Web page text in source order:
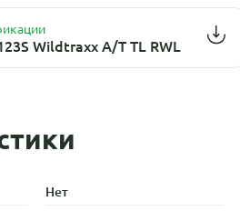
Wildtraxx A/T TL RWL
Нет